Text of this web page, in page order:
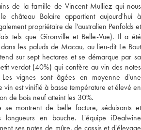
de la famille de Vincent Mulliez qui nous
château Bolaire appartient aujourd'hui à
propriétaire de l'australien Penfolds et
tels que Gironville et Belle-Vue). Il a été
les paluds de Macau, au lieu-dit Le Bout
sur sept hectares et se démarque par sa
verdot (40%) qui confère au vin des notes
vignes sont âgées en moyenne d'une
vin est vinifié à basse température et élevé en
de bois neuf atteint les 30%.
montrent de belle facture, séduisants et
en bouche. L'équipe iDealwine
ses notes de mûre, de cassis et d'élevage